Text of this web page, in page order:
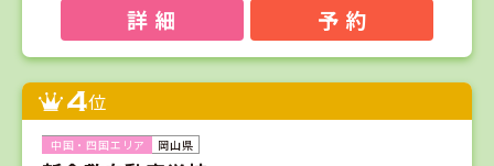
詳 細 予 約
4位
岡山県